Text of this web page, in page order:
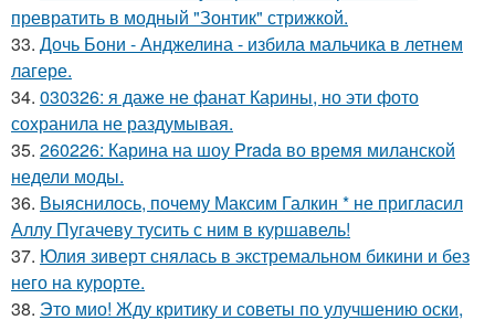
превратить в модный "Зонтик" стрижкой.
33. Дочь Бони - Анджелина - избила мальчика в летнем
лагере.
34. 030326: я даже не фанат Карины, но эти фото
сохранила не раздумывая.
35. 260226: Карина на шоу Prada во время миланской
недели моды.
36. Выяснилось, почему Максим Галкин * не пригласил
Аллу Пугачеву тусить с ним в куршавель!
37. Юлия зиверт снялась в экстремальном бикини и без
него на курорте.
38. Это мио! Жду критику и советы по улучшению оски,